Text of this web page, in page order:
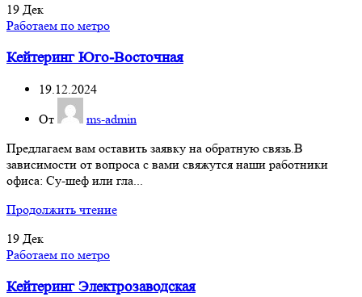
19 Дек
Работаем по метро
Кейтеринг Юго-Восточная
19.12.2024
От
ms-admin
Предлагаем вам оставить заявку на обратную связь.В
зависимости от вопроса с вами свяжутся наши работники
офиса: Су-шеф или гла...
Продолжить чтение
19 Дек
Работаем по метро
Кейтеринг Электрозаводская